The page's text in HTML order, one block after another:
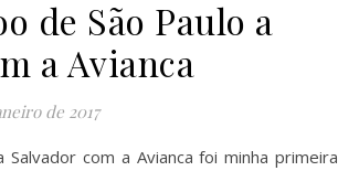
de São Paulo a
a Avianca
de 2017
com a Avianca foi minha primeira